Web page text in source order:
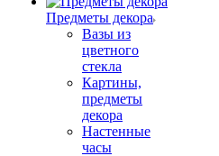
Предметы декора
Вазы из
цветного
стекла
Картины,
предметы
декора
Настенные
часы